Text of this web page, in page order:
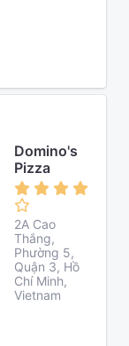
Domino's
Pizza
2A Cao
Thắng,
Phường 5,
Quận 3, Hồ
Chí Minh,
Vietnam